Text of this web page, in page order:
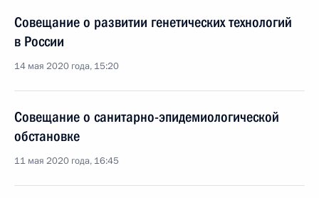
Совещание о развитии генетических технологий
в России
14 мая 2020 года, 15:20
Совещание о санитарно-эпидемиологической
обстановке
11 мая 2020 года, 16:45